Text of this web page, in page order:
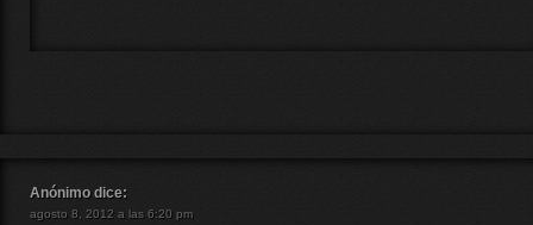
Anónimo dice:
agosto 8, 2012 a las 6:20 pm